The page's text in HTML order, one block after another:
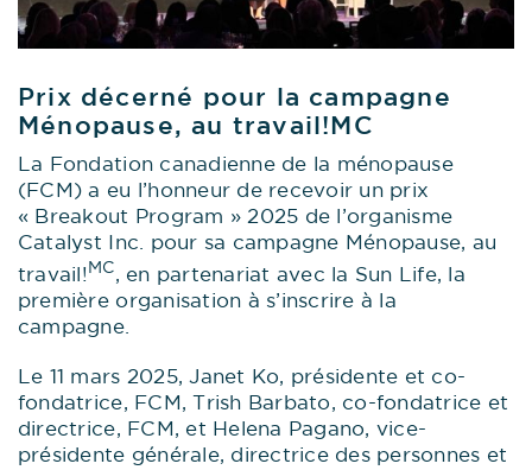
Prix décerné pour la campagne
Ménopause, au travail!MC
La Fondation canadienne de la ménopause
(FCM) a eu l’honneur de recevoir un prix
« Breakout Program » 2025 de l’organisme
Catalyst Inc. pour sa campagne Ménopause, au
travail! MC, en partenariat avec la Sun Life, la
première organisation à s’inscrire à la
campagne.
Le 11 mars 2025, Janet Ko, présidente et co-
fondatrice, FCM, Trish Barbato, co-fondatrice et
directrice, FCM, et Helena Pagano, vice-
présidente générale, directrice des personnes et